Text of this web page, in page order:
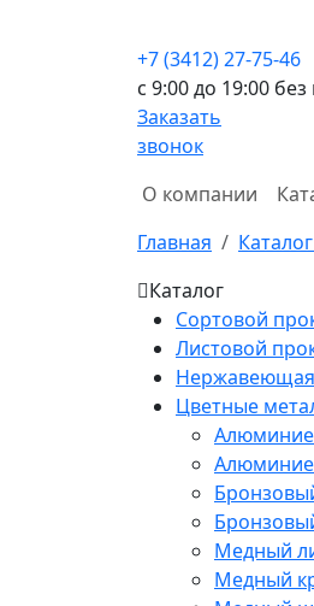
+7 (3412) 27-75-46
c 9:00 до 19:00
Заказать
звонок
О компании
Главная
Каталог
Сортовой
Листовой
Нержавеющая
Цветные
Медный
Медный